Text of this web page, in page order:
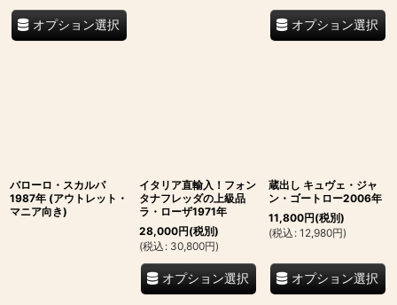
オプション選択 オプション選択
バローロ・スカルパ
1987年 (アウトレット・
マニア向き)
イタリア直輸入！フォン
タナフレッダの上級品
ラ・ローザ1971年
28,000円(税別)
(税込 : 30,800円)
オプション選択
蔵出し キュヴェ・ジャ
ン・ゴートロー2006年
11,800円(税別)
(税込 : 12,980円)
オプション選択